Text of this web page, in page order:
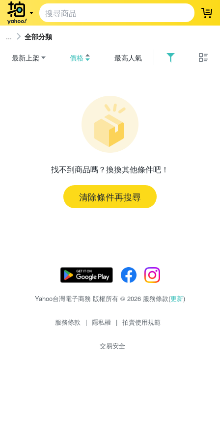
登
全部分類
最新上架 價格 最高人氣
找不到商品嗎？換換其他條件吧！
清除條件再搜尋
Yahoo台灣電子商務 版權所有 © 2026 服務條款(更新)
服務條款 | 隱私權 | 拍賣使用規範
交易安全